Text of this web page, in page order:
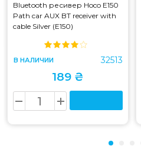
Bluetooth ресивер Hoco E150
Path car AUX BT receiver with
cable Silver (E150)
В НАЛИЧИИ 32513
189 ₴